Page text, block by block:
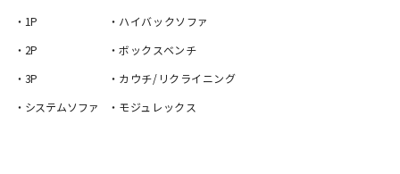
・1P
・2P
・3P
・システムソファ
・ハイバックソファ
・ボックスベンチ
・カウチ/リクライニング
・モジュレックス